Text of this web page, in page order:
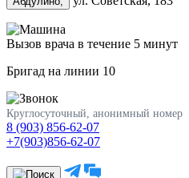
Вызов врача в течение 5 минут
Бригад на линии 10
Круглосуточный, анонимный номер
8 (903) 856-62-07
+7(903)856-62-07